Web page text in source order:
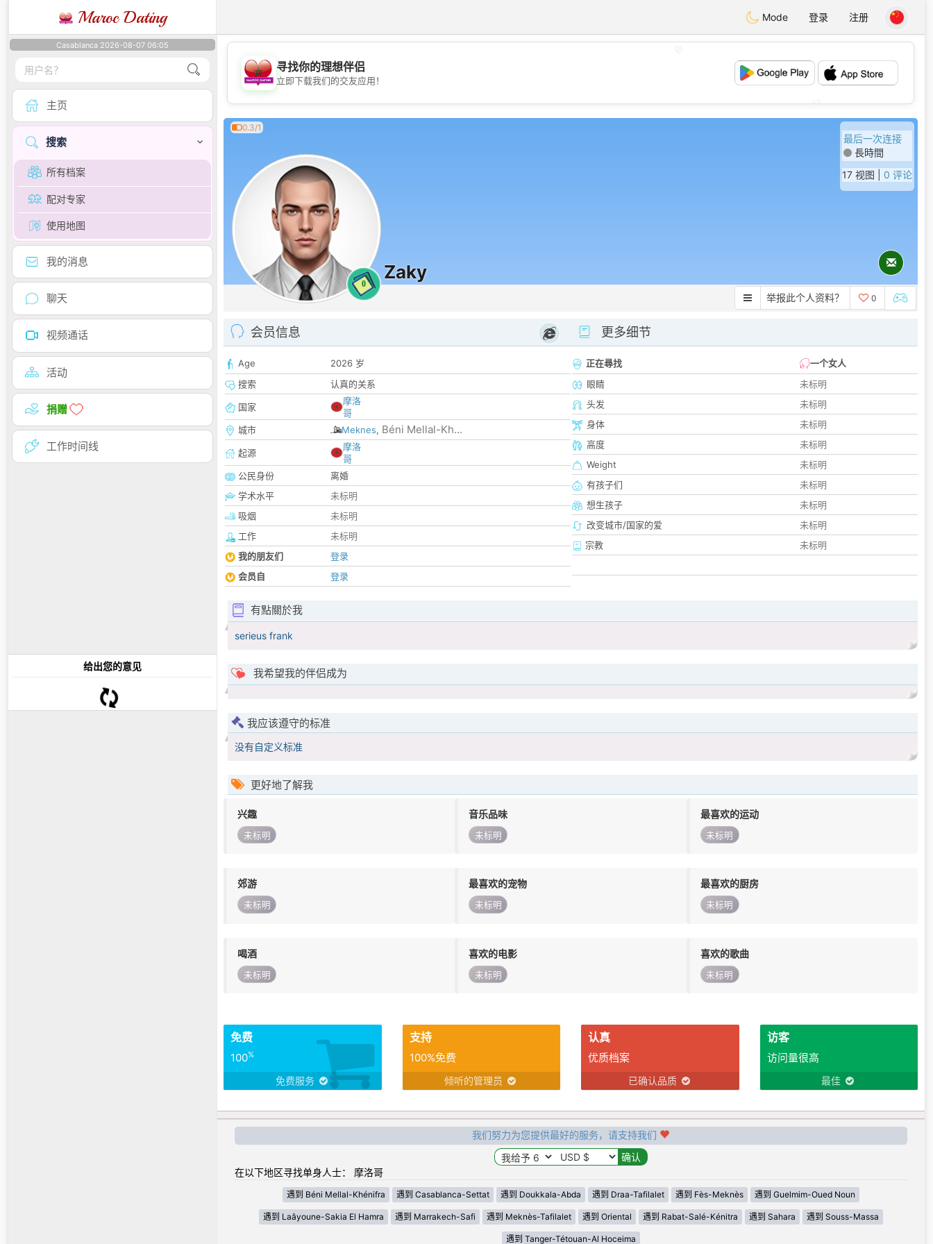
Maroc Dating Mode 登录 注册
Casablanca 2026-08-07 06:05
主页
搜索
所有档案
配对专家
使用地图
我的消息
聊天
视频通话
活动
捐赠
工作时间线
给出您的意见
💖
💕
寻找你的理想伴侣
立即下载我们的交友应用！
0.3/1
0
Zaky
最后一次连接
長時間
17 视图 | 0 评论
举报此个人资料？ 0
会员信息
Age
2026 岁
搜索
认真的关系
国家
摩洛
哥
城市
Meknes, Béni Mellal-Kh...
起源
摩洛
哥
公民身份
离婚
学术水平
未标明
吸烟
未标明
工作
未标明
我的朋友们
登录
会员自
登录
更多细节
正在尋找
一个女人
眼睛
未标明
头发
未标明
身体
未标明
高度
未标明
Weight
未标明
有孩子们
未标明
想生孩子
未标明
改变城市/国家的爱
未标明
宗教
未标明
有點關於我
serieus frank
我希望我的伴侣成为
我应该遵守的标准
没有自定义标准
更好地了解我
兴趣
未标明
音乐品味
未标明
最喜欢的运动
未标明
郊游
未标明
最喜欢的宠物
未标明
最喜欢的厨房
未标明
喝酒
未标明
喜欢的电影
未标明
喜欢的歌曲
未标明
免费
100%
免费服务
支持
100%免费
倾听的管理员
认真
优质档案
已确认品质
访客
访问量很高
最佳
我们努力为您提供最好的服务，请支持我们
在以下地区寻找单身人士： 摩洛哥
遇到 Béni Mellal-Khénifra 遇到 Casablanca-Settat 遇到 Doukkala-Abda 遇到 Draa-Tafilalet 遇到 Fès-Meknès 遇到 Guelmim-Oued Noun
遇到 Laâyoune-Sakia El Hamra 遇到 Marrakech-Safi 遇到 Meknès-Tafilalet 遇到 Oriental 遇到 Rabat-Salé-Kénitra 遇到 Sahara 遇到 Souss-Massa
遇到 Tanger-Tétouan-Al Hoceima